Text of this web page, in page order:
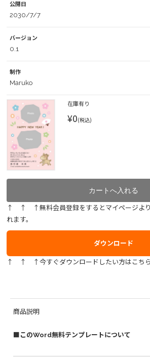
公開日
2030/7/7
バージョン
0.1
制作
Maruko
在庫有り
¥0(税込)
↑ ↑ ↑無料会員登録をするとマイページより
れます。
ダウンロード
↑ ↑ ↑今すぐダウンロードしたい方はこちら
商品説明
■このWord無料テンプレートについて